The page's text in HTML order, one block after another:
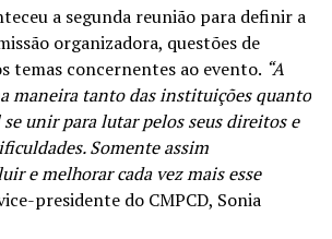
a segunda reunião para definir a
organizadora, questões de
temas concernentes ao evento. “A
maneira tanto das instituições quanto
unir para lutar pelos seus direitos e
Somente assim
e melhorar cada vez mais esse
presidente do CMPCD, Sonia